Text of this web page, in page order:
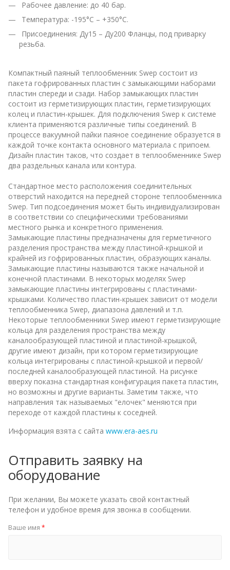
Рабочее давление: до 40 бар.
Температура: -195°С – +350°С.
Присоединения: Ду15 – Ду200 Фланцы, под приварку
резьба.
Компактный паяный теплообменник Swep состоит из
пакета гофрированных пластин с замыкающими наборами
пластин спереди и сзади. Набор замыкающих пластин
состоит из герметизирующих пластин, герметизирующих
колец и пластин-крышек. Для подключения Swep к системе
клиента применяются различные типы соединений. В
процессе вакуумной пайки паяное соединение образуется в
каждой точке контакта основного материала с припоем.
Дизайн пластин таков, что создает в теплообменнике Swep
два раздельных канала или контура.
Стандартное место расположения соединительных
отверстий находится на передней стороне теплообменника
Swep. Тип подсоединения может быть индивидуализирован
в соответствии со специфическими требованиями
местного рынка и конкретного применения.
Замыкающие пластины предназначены для герметичного
разделения пространства между пластиной-крышкой и
крайней из гофрированных пластин, образующих каналы.
Замыкающие пластины называются также начальной и
конечной пластинами. В некоторых моделях Swep
замыкающие пластины интегрированы с пластинами-
крышками. Количество пластин-крышек зависит от модели
теплообменника Swep, диапазона давлений и т.п.
Некоторые теплообменники Swep имеют герметизирующие
кольца для разделения пространства между
каналообразующей пластиной и пластиной-крышкой,
другие имеют дизайн, при котором герметизирующие
кольца интегрированы с пластиной-крышкой и первой/
последней каналообразующей пластиной. На рисунке
вверху показна стандартная конфигурация пакета пластин,
но возможны и другие варианты. Заметим также, что
направления так называемых "елочек" меняются при
переходе от каждой пластины к соседней.
Информация взята с сайта www.era-aes.ru
Отправить заявку на
оборудование
При желании, Вы можете указать свой контактный
телефон и удобное время для звонка в сообщении.
Ваше имя *